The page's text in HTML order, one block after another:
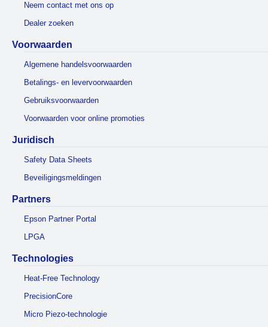
Neem contact met ons op
Dealer zoeken
Voorwaarden
Algemene handelsvoorwaarden
Betalings- en levervoorwaarden
Gebruiksvoorwaarden
Voorwaarden voor online promoties
Juridisch
Safety Data Sheets
Beveiligingsmeldingen
Partners
Epson Partner Portal
LPGA
Technologies
Heat-Free Technology
PrecisionCore
Micro Piezo-technologie